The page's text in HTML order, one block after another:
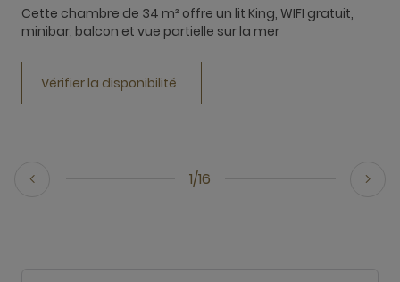
1/16
Cette chambre de 34 m² offre un lit King, WIFI gratuit,
minibar, balcon et vue partielle sur la mer
Vérifier la disponibilité